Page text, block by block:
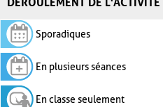
Sporadiques
En plusieurs séances
En classe seulement